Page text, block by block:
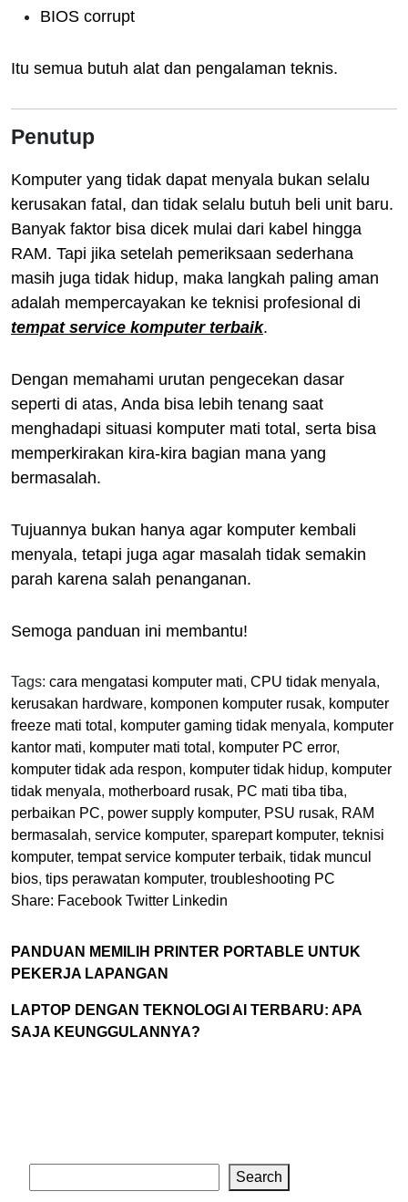
BIOS corrupt
Itu semua butuh alat dan pengalaman teknis.
Penutup
Komputer yang tidak dapat menyala bukan selalu
kerusakan fatal, dan tidak selalu butuh beli unit baru.
Banyak faktor bisa dicek mulai dari kabel hingga
RAM. Tapi jika setelah pemeriksaan sederhana
masih juga tidak hidup, maka langkah paling aman
adalah mempercayakan ke teknisi profesional di
tempat service komputer terbaik.
Dengan memahami urutan pengecekan dasar
seperti di atas, Anda bisa lebih tenang saat
menghadapi situasi komputer mati total, serta bisa
memperkirakan kira-kira bagian mana yang
bermasalah.
Tujuannya bukan hanya agar komputer kembali
menyala, tetapi juga agar masalah tidak semakin
parah karena salah penanganan.
Semoga panduan ini membantu!
Tags: cara mengatasi komputer mati, CPU tidak menyala,
kerusakan hardware, komponen komputer rusak, komputer
freeze mati total , komputer gaming tidak menyala, komputer
kantor mati, komputer mati total , komputer PC error,
komputer tidak ada respon, komputer tidak hidup, komputer
tidak menyala, motherboard rusak, PC mati tiba tiba,
perbaikan PC, power supply komputer, PSU rusak, RAM
bermasalah, service komputer, sparepart komputer, teknisi
komputer, tempat service komputer terbaik, tidak muncul
bios, tips perawatan komputer, troubleshooting PC
Share: Facebook Twitter Linkedin
PANDUAN MEMILIH PRINTER PORTABLE UNTUK
PEKERJA LAPANGAN
LAPTOP DENGAN TEKNOLOGI AI TERBARU: APA
SAJA KEUNGGULANNYA?
Search